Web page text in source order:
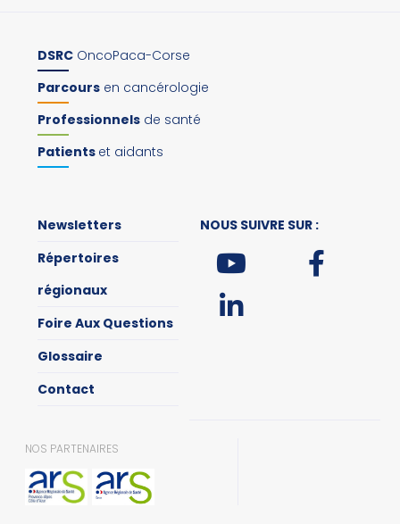
DSRC OncoPaca-Corse
Parcours en cancérologie
Professionnels de santé
Patients et aidants
Newsletters
Répertoires
régionaux
Foire Aux Questions
Glossaire
Contact
NOUS SUIVRE SUR :
NOS PARTENAIRES